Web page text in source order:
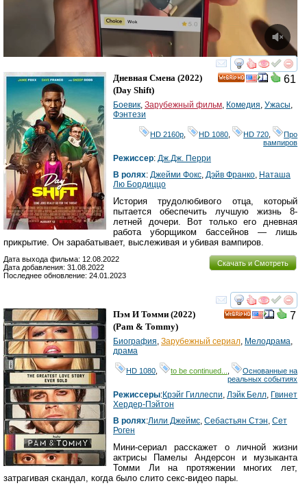
смотреть
61
Дневная Смена (2022)
(Day Shift)
Боевик, Зарубежный фильм, Комедия, Ужасы,
Фэнтези
HD 2160р, HD 1080, HD 720,
Про
вампиров
Режиссер: Дж.Дж. Перри
В ролях: Джейми Фокс, Дэйв Франко, Наташа
Лю Бордиццо
История трудолюбивого отца, который
пытается обеспечить лучшую жизнь 8-
летней дочери. Вот только его дневная
работа уборщиком бассейнов — лишь
прикрытие. Он зарабатывает, выслеживая и убивая вампиров.
Скачать и Смотреть
Дата выхода фильма: 12.08.2022
Дата добавления: 31.08.2022
Последнее обновление: 24.01.2023
смотреть
7
Пэм И Томми (2022)
(Pam & Tommy)
Биография, Зарубежный сериал, Мелодрама,
драма
HD 1080 to be continued...
Основанные на
реальных событиях
Режиссеры:Крэйг Гиллеспи, Лэйк Белл, Гвинет
Хердер-Пэйтон
В ролях:Лили Джеймс, Себастьян Стэн, Сет
Роген
Мини-сериал расскажет о личной жизни
актрисы Памелы Андерсон и музыканта
Томми Ли на протяжении многих лет,
затрагивая скандал, когда было слито секс-видео пары.